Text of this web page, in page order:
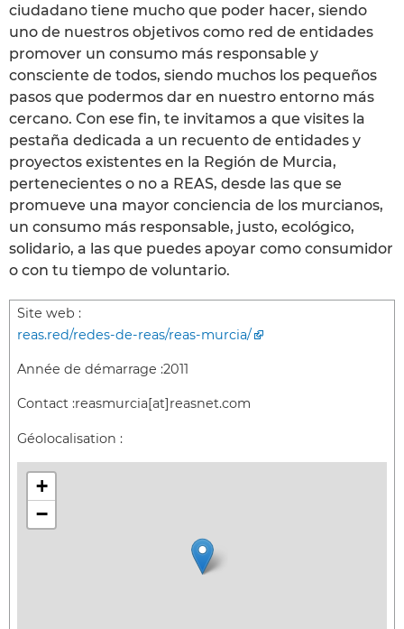
ciudadano tiene mucho que poder hacer, siendo
uno de nuestros objetivos como red de entidades
promover un consumo más responsable y
consciente de todos, siendo muchos los pequeños
pasos que podermos dar en nuestro entorno más
cercano. Con ese fin, te invitamos a que visites la
pestaña dedicada a un recuento de entidades y
proyectos existentes en la Región de Murcia,
pertenecientes o no a REAS, desde las que se
promueve una mayor conciencia de los murcianos,
un consumo más responsable, justo, ecológico,
solidario, a las que puedes apoyar como consumidor
o con tu tiempo de voluntario.
Site web :
reas.red/redes-de-reas/reas-murcia/
Année de démarrage :2011
Contact :reasmurcia[at]reasnet.com
Géolocalisation :
+
−